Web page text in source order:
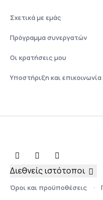
Σχετικά με εμάς
Πρόγραμμα συνεργατών
Οι κρατήσεις μου
Υποστήριξη και επικοινωνία
Όροι και προϋποθέσεις
Διεθνείς ιστότοποι